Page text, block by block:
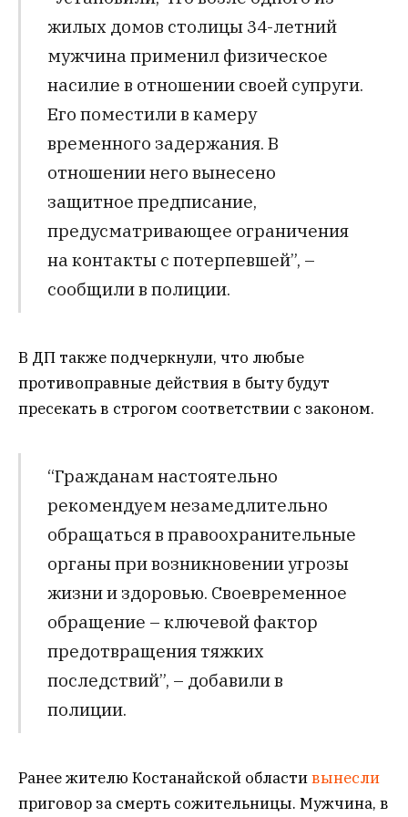
жилых домов столицы 34-летний
мужчина применил физическое
насилие в отношении своей супруги.
Его поместили в камеру
временного задержания. В
отношении него вынесено
защитное предписание,
предусматривающее ограничения
на контакты с потерпевшей”, –
сообщили в полиции.
В ДП также подчеркнули, что любые
противоправные действия в быту будут
пресекать в строгом соответствии с законом.
“Гражданам настоятельно
рекомендуем незамедлительно
обращаться в правоохранительные
органы при возникновении угрозы
жизни и здоровью. Своевременное
обращение – ключевой фактор
предотвращения тяжких
последствий”, – добавили в
полиции.
Ранее жителю Костанайской областивынесли
приговор за смерть сожительницы. Мужчина, в